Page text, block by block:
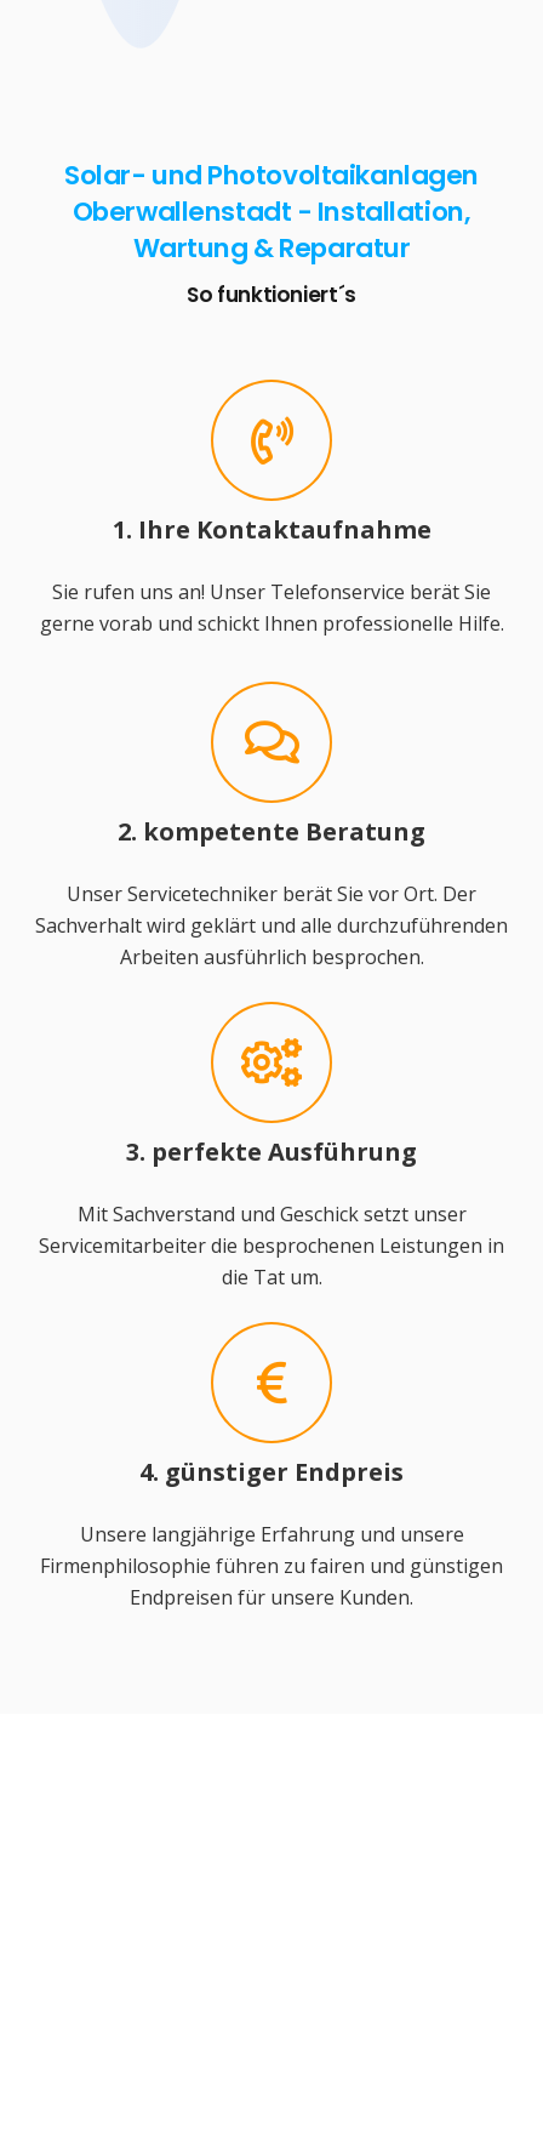
Solar- und Photovoltaikanlagen
Oberwallenstadt - Installation,
Wartung & Reparatur
So funktioniert´s
1. Ihre Kontaktaufnahme
Sie rufen uns an! Unser Telefonservice berät Sie
gerne vorab und schickt Ihnen professionelle Hilfe.
2. kompetente Beratung
Unser Servicetechniker berät Sie vor Ort. Der
Sachverhalt wird geklärt und alle durchzuführenden
Arbeiten ausführlich besprochen.
3. perfekte Ausführung
Mit Sachverstand und Geschick setzt unser
Servicemitarbeiter die besprochenen Leistungen in
die Tat um.
4. günstiger Endpreis
Unsere langjährige Erfahrung und unsere
Firmenphilosophie führen zu fairen und günstigen
Endpreisen für unsere Kunden.